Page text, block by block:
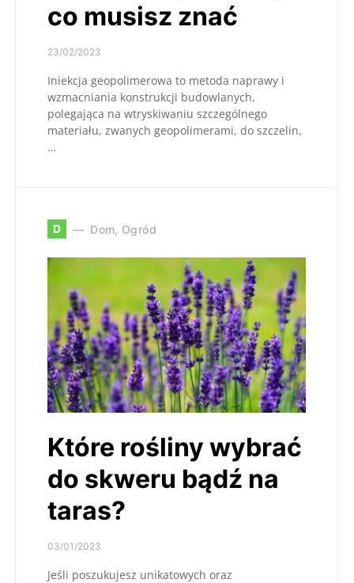
co musisz znać
23/02/2023
Iniekcja geopolimerowa to metoda naprawy i
wzmacniania konstrukcji budowlanych,
polegająca na wtryskiwaniu szczególnego
materiału, zwanych geopolimerami, do szczelin,
…
D Dom, Ogród
Które rośliny wybrać
do skweru bądź na
taras?
03/01/2023
Jeśli poszukujesz unikatowych oraz